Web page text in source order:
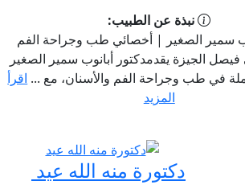
نبذة عن الطبيب:
سمير الصغير | أخصائي طب وجراحة الفم
الجيزة يقدمدكتور أبانوب سمير الصغير
في طب وجراحة الفم والأسنان، مع ... اقرأ
المزيد
دكتورة منه الله عيد